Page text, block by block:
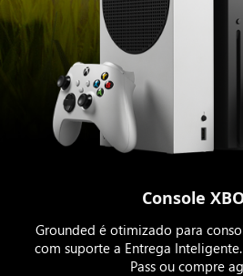
Console
Grounded é otimizado para
com suporte a Entrega
Pass ou compre